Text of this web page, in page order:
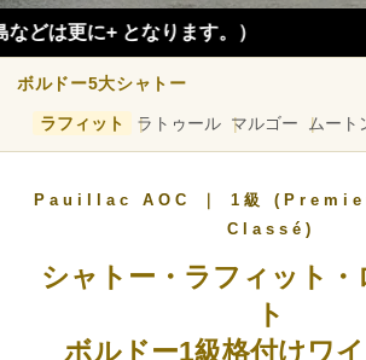
ボルドー5大シャトー
ラフィット ラトゥール マルゴー ムート
Pauillac AOC ｜ 1級
Classé)
シャトー・ラフィット
ト
ボルドー1級格付けワ